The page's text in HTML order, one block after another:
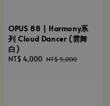
OPUS 88 | Harmony系
列 Cloud Dancer (雲舞
白)
Sale
NT$ 4,000 Regular
NT$ 5,000